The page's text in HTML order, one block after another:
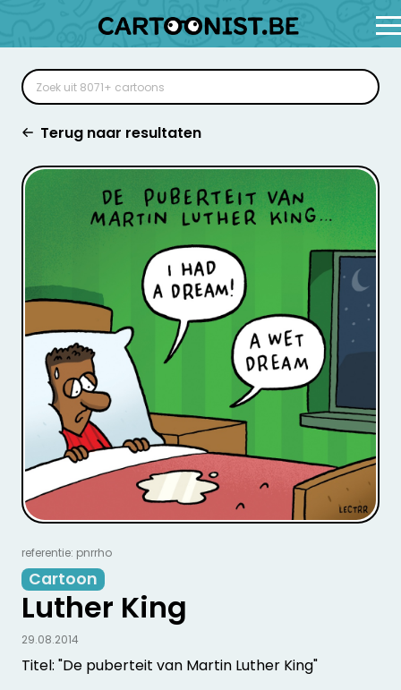
Terug naar resultaten
referentie: pnrrho
Cartoon
Luther King
Titel: "De puberteit van Martin Luther King"
29.08.2014